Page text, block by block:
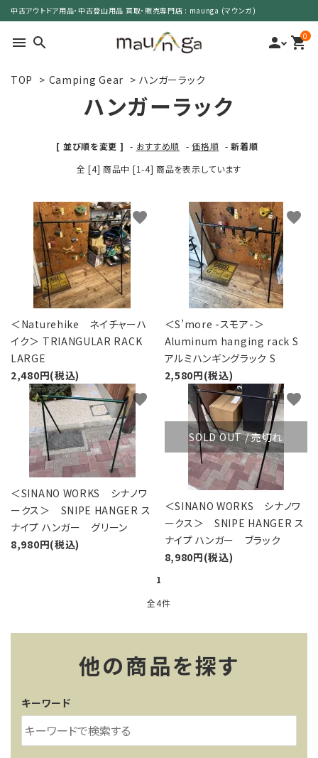
中古アウトドア用品・中古登山用品 買取・販売専門店 : maunga (マウンガ)
menu search person 0
shopping_cart
特集で選ぶ
価格で選ぶ
買取案内
レンタル・修理
店舗情報
POLICY
INFORMATION
ACCOUNT MENU
meeting_room ログイン person 新規会員登録
TOP > Camping Gear > ハンガーラック
ハンガーラック
[ 並び順を変更 ] - おすすめ順 -価格順 -新着順
全 [4] 商品中 [1-4] 商品を表示しています
＜Naturehike ネイチャーハ
イク＞ TRIANGULAR RACK
LARGE
2,480円(税込)
favorite
＜S’more -スモア-＞
Aluminum hanging rack S
アルミハンギングラック S
2,580円(税込)
favorite
＜SINANO WORKS シナノワ
ークス＞ SNIPE HANGER ス
ナイプ ハンガー グリーン
8,980円(税込)
favorite
SOLD OUT / 売切れ
＜SINANO WORKS シナノワ
ークス＞ SNIPE HANGER ス
ナイプ ハンガー ブラック
8,980円(税込)
favorite
1
全4件
他の商品を探す
キーワード